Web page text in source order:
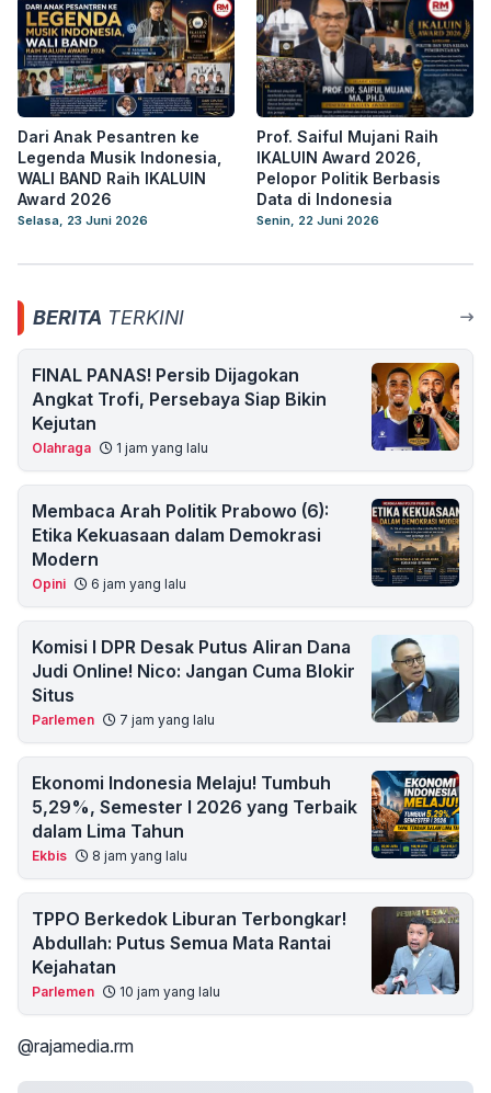
Dari Anak Pesantren ke
Legenda Musik Indonesia,
WALI BAND Raih IKALUIN
Award 2026
Selasa, 23 Juni 2026
Prof. Saiful Mujani Raih
IKALUIN Award 2026,
Pelopor Politik Berbasis
Data di Indonesia
Senin, 22 Juni 2026
BERITA TERKINI
FINAL PANAS! Persib Dijagokan
Angkat Trofi, Persebaya Siap Bikin
Kejutan
Olahraga 1 jam yang lalu
Membaca Arah Politik Prabowo (6):
Etika Kekuasaan dalam Demokrasi
Modern
Opini 6 jam yang lalu
Komisi I DPR Desak Putus Aliran Dana
Judi Online! Nico: Jangan Cuma Blokir
Situs
Parlemen 7 jam yang lalu
Ekonomi Indonesia Melaju! Tumbuh
5,29%, Semester I 2026 yang Terbaik
dalam Lima Tahun
Ekbis 8 jam yang lalu
TPPO Berkedok Liburan Terbongkar!
Abdullah: Putus Semua Mata Rantai
Kejahatan
Parlemen 10 jam yang lalu
@rajamedia.rm